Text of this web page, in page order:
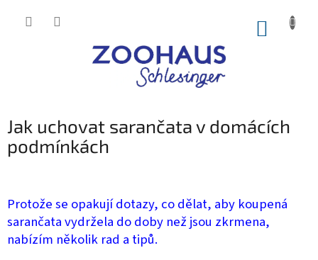
Jak uchovat sarančata v domácích
podmínkách
Protože se opakují dotazy, co dělat, aby koupená
sarančata vydržela do doby než jsou zkrmena,
nabízím několik rad a tipů.